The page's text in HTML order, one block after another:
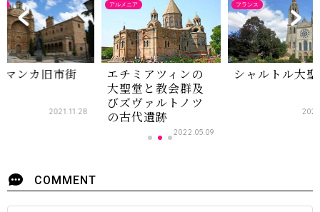
マンカ旧市街
2021.11.28
アルメニア
エチミアツィンの
大聖堂と教会群及
びズヴァルトノツ
の古代遺跡
2022.05.09
フランス
シャルトル大
COMMENT